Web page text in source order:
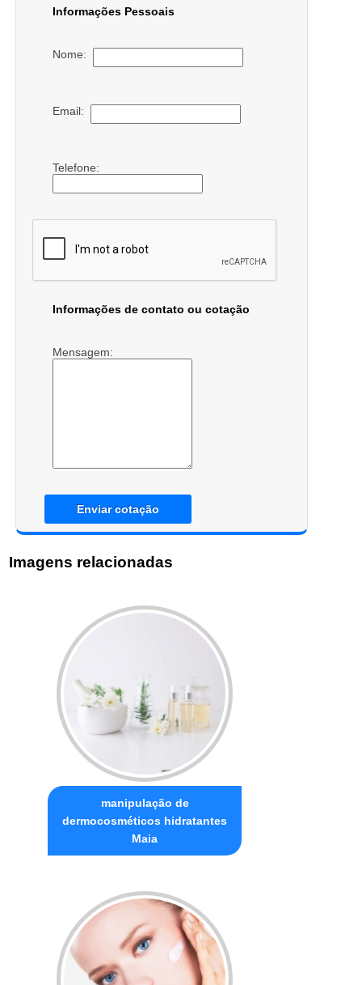
Informações Pessoais
Nome:
Email:
Telefone:
Informações de contato ou cotação
Mensagem:
Enviar cotação
Imagens relacionadas
manipulação de
dermocosméticos hidratantes
Maia